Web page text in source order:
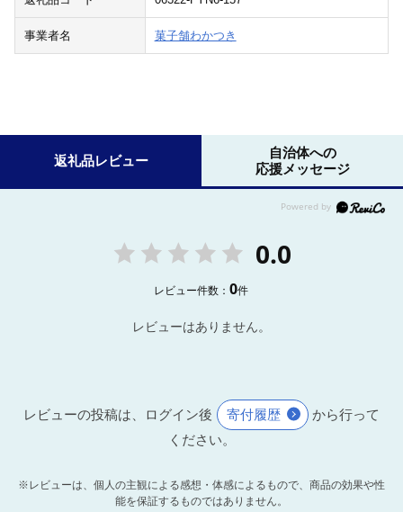
事業者名 菓子舗わかつき
返礼品レビュー
自治体への
応援メッセージ
0.0
レビュー件数：0件
レビューはありません。
レビューの投稿は、ログイン後 寄付履歴
から行って
ください。
※レビューは、個人の主観による感想・体感によるもので、商品の効果や性
能を保証するものではありません。